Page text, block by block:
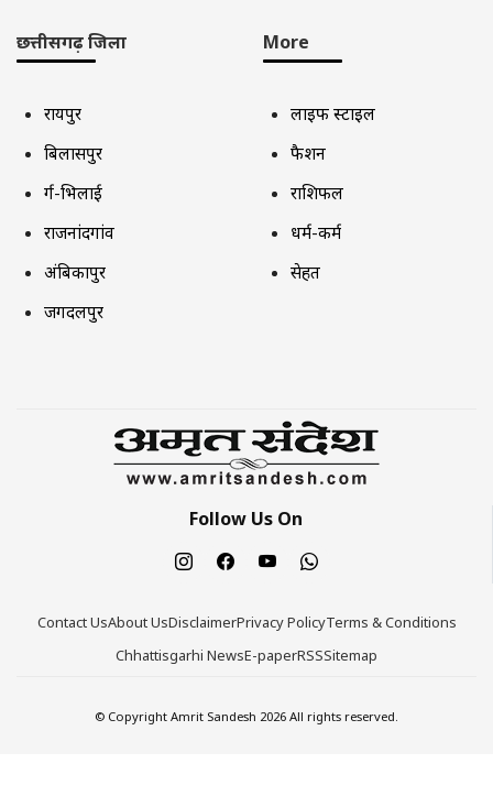
छत्तीसगढ़ जिला
रायपुर
बिलासपुर
दुर्ग-भिलाई
राजनांदगांव
अंबिकापुर
जगदलपुर
More
लाइफ स्टाइल
फैशन
राशिफल
धर्म-कर्म
सेहत
Follow Us On
Contact UsAbout UsDisclaimerPrivacy PolicyTerms & Conditions
Chhattisgarhi NewsE-paperRSSSitemap
© Copyright Amrit Sandesh 2026 All rights reserved.